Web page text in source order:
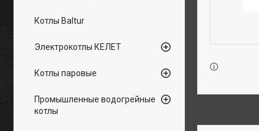
Котлы Baltur
Электрокотлы КЕЛЕТ
Котлы паровые
Промышленные водогрейные
котлы